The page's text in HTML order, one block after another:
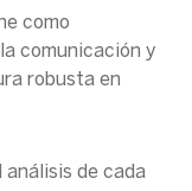
como
comunicación y
robusta en
de cada